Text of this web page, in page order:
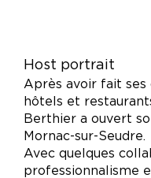
Host portrait
Après avoir fait ses
hôtels et
Berthier a ouvert
Mornac-sur-Seudre.
Avec quelques
professionnalisme